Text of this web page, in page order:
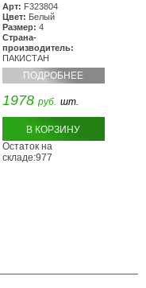
Арт: F323804
Цвет: Белый
Размер: 4
Страна-
производитель:
ПАКИСТАН
ПОДРОБНЕЕ
1978 руб. шт.
В КОРЗИНУ
Остаток на
складе:977